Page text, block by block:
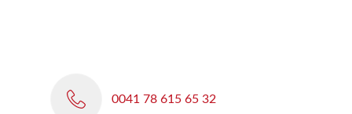
0041 78 615 65 32